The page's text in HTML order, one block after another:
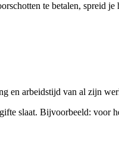
te betalen, spreid
en arbeidstijd van al zijn
slaat. Bijvoorbeeld: voor